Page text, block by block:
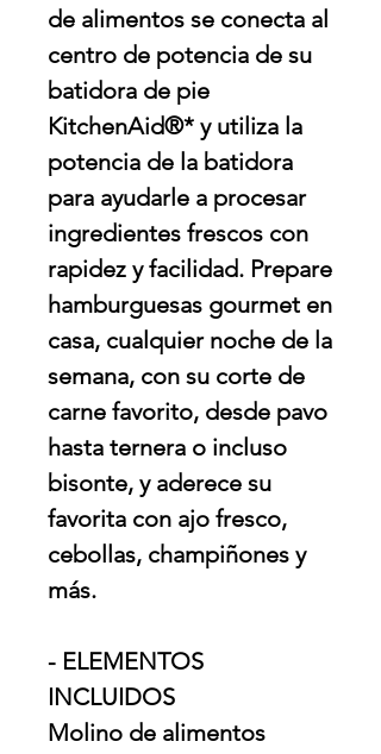
de alimentos se conecta al
centro de potencia de su
batidora de pie
KitchenAid®* y utiliza la
potencia de la batidora
para ayudarle a procesar
ingredientes frescos con
rapidez y facilidad. Prepare
hamburguesas gourmet en
casa, cualquier noche de la
semana, con su corte de
carne favorito, desde pavo
hasta ternera o incluso
bisonte, y aderece su
favorita con ajo fresco,
cebollas, champiñones y
más.
- ELEMENTOS
INCLUIDOS
Molino de alimentos